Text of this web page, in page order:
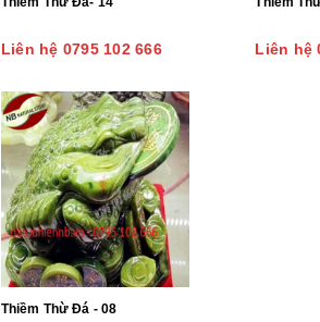
Liên hệ 0795 102 666 Liên hệ
Thiềm Thừ Đá - 08